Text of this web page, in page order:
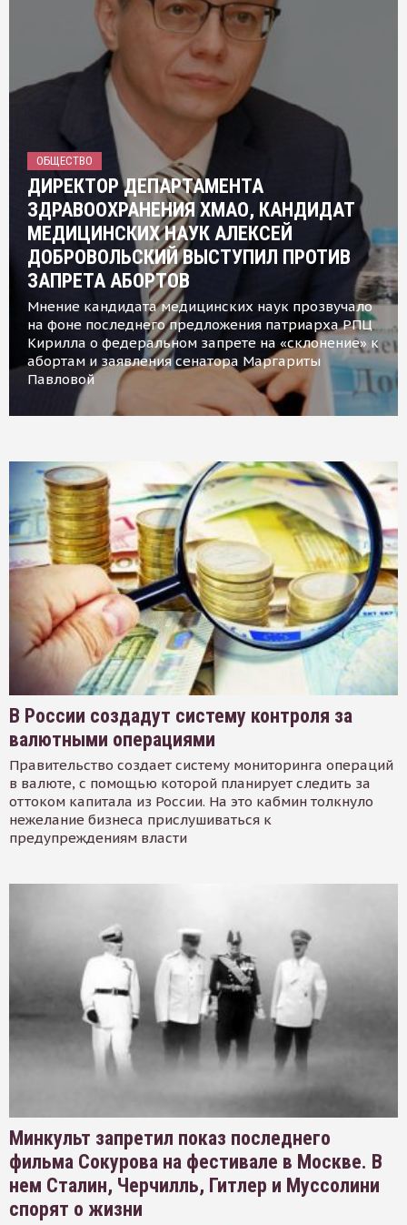
ОБЩЕСТВО
ДИРЕКТОР ДЕПАРТАМЕНТА
ЗДРАВООХРАНЕНИЯ ХМАО, КАНДИДАТ
МЕДИЦИНСКИХ НАУК АЛЕКСЕЙ
ДОБРОВОЛЬСКИЙ ВЫСТУПИЛ ПРОТИВ
ЗАПРЕТА АБОРТОВ
Мнение кандидата медицинских наук прозвучало
на фоне последнего предложения патриарха РПЦ
Кирилла о федеральном запрете на «склонение» к
абортам и заявления сенатора Маргариты
Павловой
В России создадут систему контроля за
валютными операциями
Правительство создает систему мониторинга операций
в валюте, с помощью которой планирует следить за
оттоком капитала из России. На это кабмин толкнуло
нежелание бизнеса прислушиваться к
предупреждениям власти
Минкульт запретил показ последнего
фильма Сокурова на фестивале в Москве. В
нем Сталин, Черчилль, Гитлер и Муссолини
спорят о жизни